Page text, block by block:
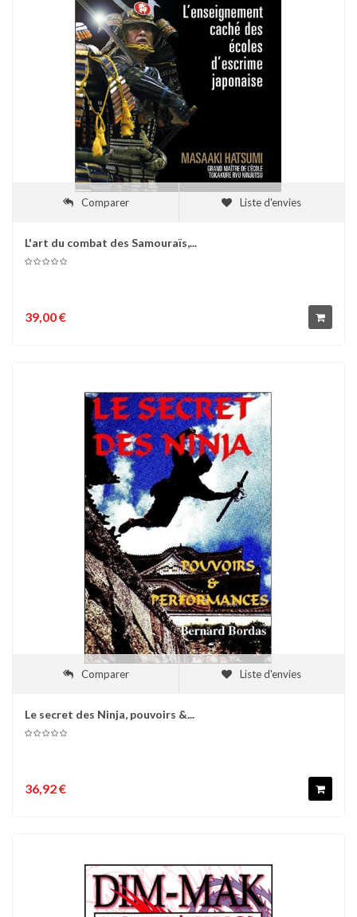
Comparer Liste d'envies
L'art du combat des Samouraïs,...
39,00 €
Comparer Liste d'envies
Le secret des Ninja, pouvoirs &...
36,92 €